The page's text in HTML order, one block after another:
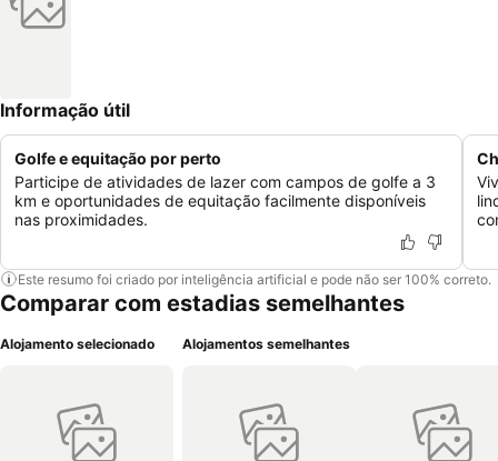
Informação útil
Golfe e equitação por perto
Participe de atividades de lazer com campos de golfe a 3
km e oportunidades de equitação facilmente disponíveis
nas proximidades.
Este resumo foi criado por inteligência artificial e pode não ser 100% correto.
Comparar com estadias semelhantes
Alojamento selecionado Alojamentos semelhantes